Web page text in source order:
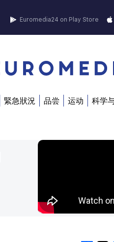
Euromedia24 on Play Store
緊急狀況 品尝 运动 科学